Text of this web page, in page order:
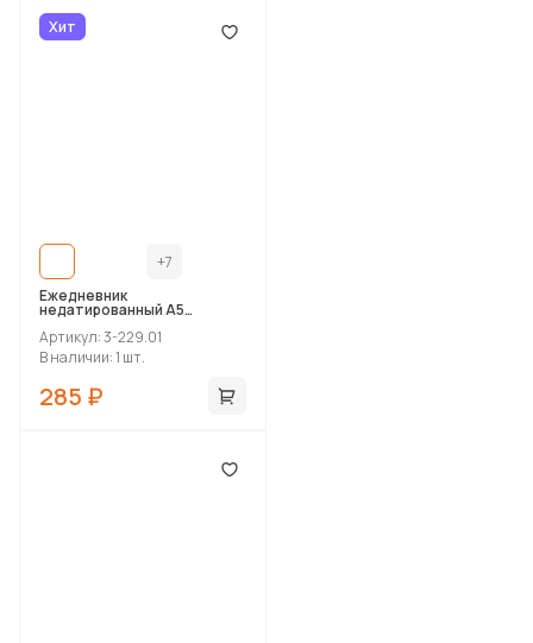
Хит
+7
Ежедневник
недатированный А5
«Tokyo»
Артикул: 3-229.01
В наличии: 1 шт.
285 ₽